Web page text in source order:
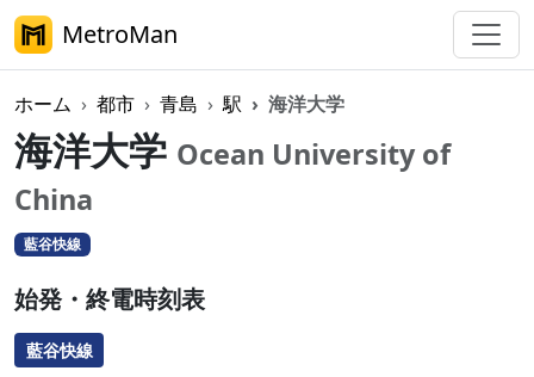
MetroMan
ホーム 都市 青島 駅 海洋大学
海洋大学 Ocean University of
China
藍谷快線
始発・終電時刻表
藍谷快線